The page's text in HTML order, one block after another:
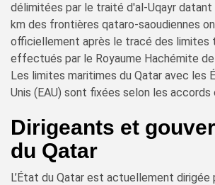
délimitées par le traité d'al-Uqayr datant
km des frontières qataro-saoudiennes
officiellement après le tracé des limites
effectués par le Royaume Hachémite
Les limites maritimes du Qatar avec les
Unis (EAU) sont fixées selon les accords
Dirigeants et
du Qatar
L’État du Qatar est actuellement dirigée